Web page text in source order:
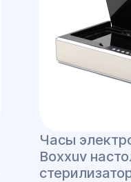
Часы
Boxxuv